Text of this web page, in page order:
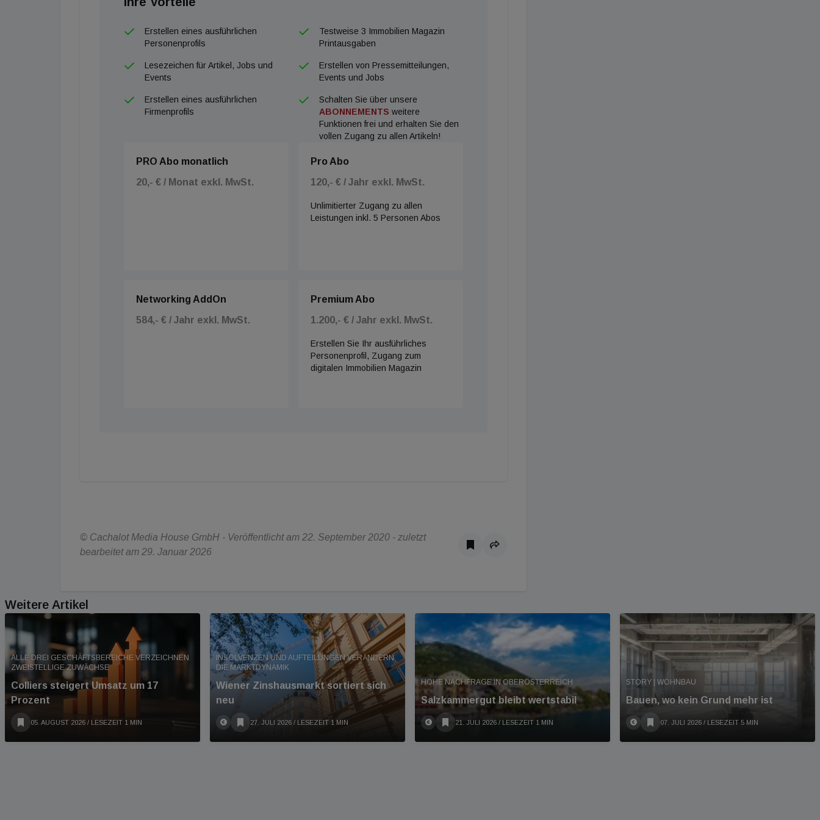
Erstellen eines ausführlichen
Personenprofils
Testweise 3 Immobilien Magazin
Printausgaben
Lesezeichen für Artikel, Jobs und
Events
Erstellen von Pressemitteilungen,
Events und Jobs
Erstellen eines ausführlichen
Firmenprofils
Schalten Sie über unsere
ABONNEMENTS weitere
Funktionen frei und erhalten Sie den
vollen Zugang zu allen Artikeln!
PRO Abo monatlich
20,- € / Monat exkl. MwSt.
Pro Abo
120,- € / Jahr exkl. MwSt.
Unlimitierter Zugang zu allen
Leistungen inkl. 5 Personen Abos
Networking AddOn
584,- € / Jahr exkl. MwSt.
Premium Abo
1.200,- € / Jahr exkl. MwSt.
Erstellen Sie Ihr ausführliches
Personenprofil, Zugang zum
digitalen Immobilien Magazin
© Cachalot Media House GmbH - Veröffentlicht am 22. September 2020 - zuletzt
bearbeitet am 29. Januar 2026
Weitere Artikel
ALLE DREI GESCHÄFTSBEREICHE VERZEICHNEN
ZWEISTELLIGE ZUWÄCHSE
Colliers steigert Umsatz um 17
Prozent
05. AUGUST 2026 / LESEZEIT 1 MIN
INSOLVENZEN UND AUFTEILUNGEN VERÄNDERN
DIE MARKTDYNAMIK
Wiener Zinshausmarkt sortiert sich
neu
27. JULI 2026 / LESEZEIT 1 MIN
HOHE NACHFRAGE IN OBERÖSTERREICH
Salzkammergut bleibt wertstabil
21. JULI 2026 / LESEZEIT 1 MIN
STORY | WOHNBAU
Bauen, wo kein Grund mehr ist
07. JULI 2026 / LESEZEIT 5 MIN